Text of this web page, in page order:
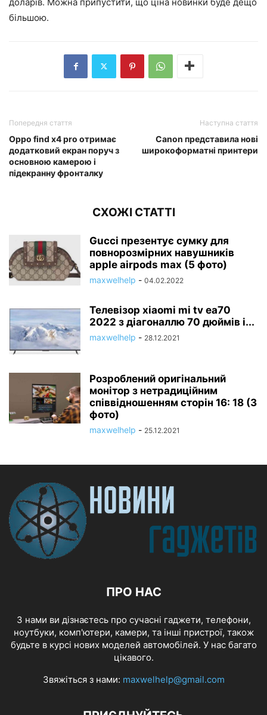
більшою.
Попередня стаття
Oppo find x4 pro отримає
додатковий екран поруч з
основною камерою і
підекранну фронталку
Наступна стаття
Canon представила нові
широкоформатні принтери
СХОЖІ СТАТТІ
Gucci презентує сумку для
повнорозмірних навушників
apple airpods max (5 фото)
maxwelhelp - 04.02.2022
Телевізор xiaomi mi tv ea70
2022 з діагоналлю 70 дюймів і...
maxwelhelp - 28.12.2021
Розроблений оригінальний
монітор з нетрадиційним
співвідношенням сторін 16: 18 (3
фото)
maxwelhelp - 25.12.2021
ПРО НАС
З нами ви дізнаєтесь про сучасні гаджети, телефони,
ноутбуки, комп'ютери, камери, та інші пристрої, також
будьте в курсі нових моделей автомобілей. У нас багато
цікавого.
Звяжіться з нами: maxwelhelp@gmail.com